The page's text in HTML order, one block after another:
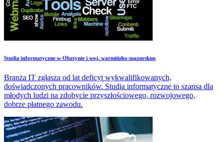
Studia informatyczne w Olsztynie i woj. warmińsko-mazurskim
Branża IT zgłasza od lat deficyt wykwalifikowanych,
doświadczonych pracowników. Studia informatyczne to szansa dla
młodych ludzi na zdobycie przyszłościowego, rozwojowego,
dobrze płatnego zawodu.